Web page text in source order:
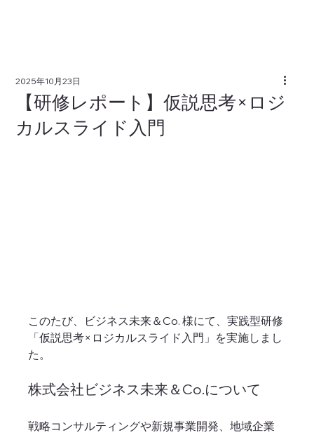
【研修レポート】仮説思考×ロジ
カルスライド入門
2025年10月23日
このたび、ビジネス未来＆Co. 様にて、実践型研修
「仮説思考×ロジカルスライド入門」を実施しまし
た。
株式会社ビジネス未来＆Co.について
戦略コンサルティングや新規事業開発、地域企業